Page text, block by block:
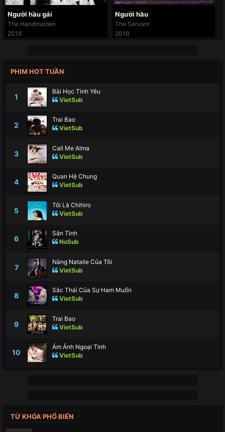
Người hầu gái
The Handmaiden
2016
Người hầu
The Servant
2010
PHIM HOT TUẦN
1
Bài Học Tình Yêu
VietSub
2
Trai Bao
VietSub
3
Call Me Alma
VietSub
4
Quan Hệ Chung
VietSub
5
Tôi Là Chihiro
VietSub
6
Săn Tình
NoSub
7
Nàng Natalie Của Tôi
VietSub
8
Sắc Thái Của Sự Ham Muốn
VietSub
9
Trai Bao
VietSub
10
Ám Ảnh Ngoại Tình
VietSub
TỪ KHÓA PHỔ BIẾN